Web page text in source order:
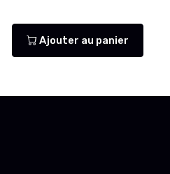
Ajouter au panier